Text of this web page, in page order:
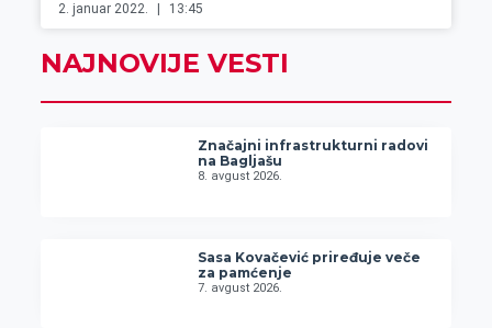
2. januar 2022. 13:45
NAJNOVIJE VESTI
Značajni infrastrukturni radovi
na Bagljašu
8. avgust 2026.
Sasa Kovačević priređuje veče
za pamćenje
7. avgust 2026.